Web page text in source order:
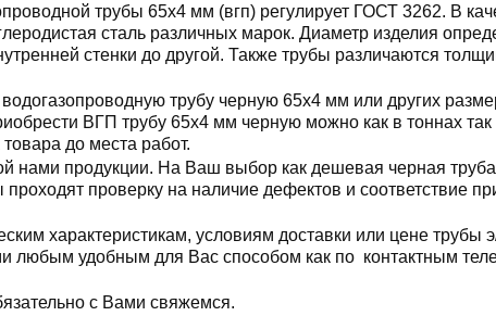
трубы 65x4 мм (вгп) регулирует ГОСТ 3262. В
сталь различных марок. Диаметр изделия
стенки до другой. Также трубы различаются
трубу черную 65x4 мм или других
ВГП трубу 65x4 мм черную можно как в тоннах так
до места работ.
нами продукции. На Ваш выбор как дешевая черная труба
проверку на наличие дефектов и соответствие
характеристикам, условиям доставки или цене трубы
удобным для Вас способом как по контактным
с Вами свяжемся.